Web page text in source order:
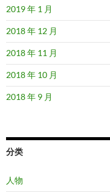
2019 年 1 月
2018 年 12 月
2018 年 11 月
2018 年 10 月
2018 年 9 月
分类
人物